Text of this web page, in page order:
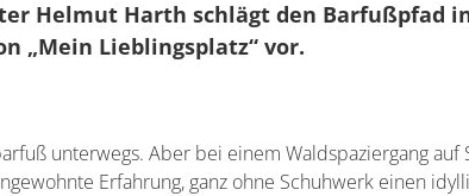
Helmut Harth schlägt den Barfußpfad
„Mein Lieblingsplatz“ vor.
unterwegs. Aber bei einem Waldspaziergang auf
Erfahrung, ganz ohne Schuhwerk einen